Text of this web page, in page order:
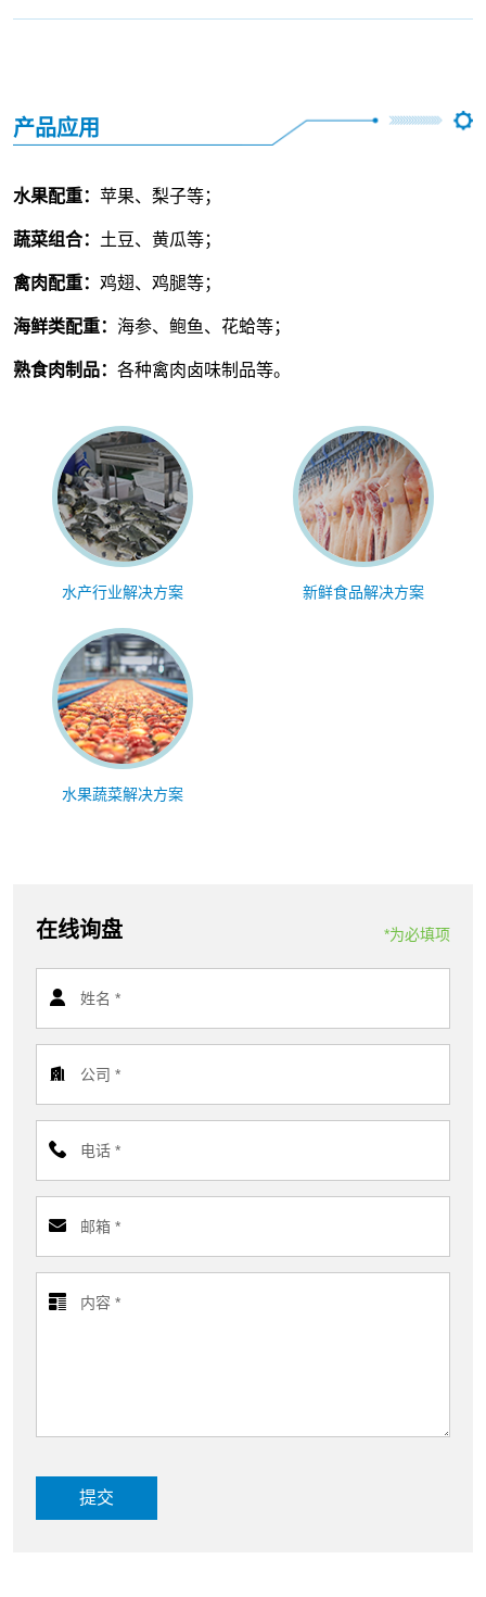
产品应用
水果配重： 苹果、梨子等；
蔬菜组合： 土豆、黄瓜等；
禽肉配重： 鸡翅、鸡腿等；
海鲜类配重： 海参、鲍鱼、花蛤等；
熟食肉制品： 各种禽肉卤味制品等。
水产行业解决方案 新鲜食品解决方案
水果蔬菜解决方案
在线询盘 *为必填项
提交